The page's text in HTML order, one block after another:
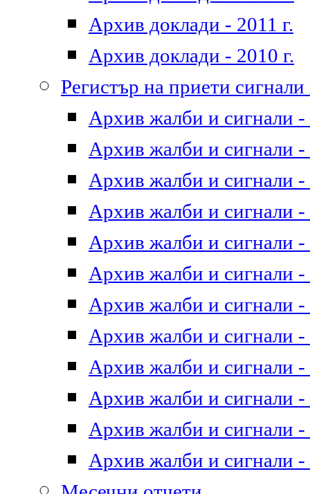
Архив доклади - 2011 г.
Архив доклади - 2010 г.
Регистър на приети
Архив жалби и сигнали -
Архив жалби и сигнали -
Архив жалби и сигнали -
Архив жалби и сигнали -
Архив жалби и сигнали -
Архив жалби и сигнали -
Архив жалби и сигнали -
Архив жалби и сигнали -
Архив жалби и сигнали -
Архив жалби и сигнали -
Архив жалби и сигнали -
Архив жалби и сигнали -